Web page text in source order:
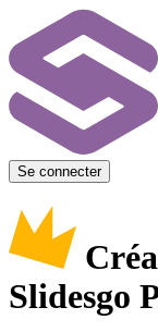
Se connecter
Slidesgo